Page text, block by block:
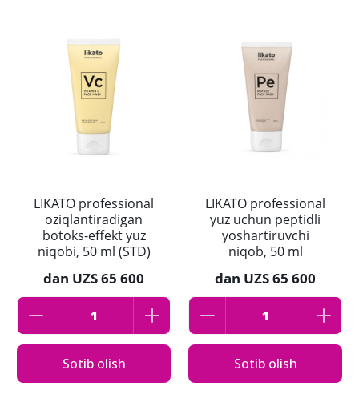
LIKATO professional
oziqlantiradigan
botoks-effekt yuz
niqobi, 50 ml (STD)
dan UZS 65 600
Sotib olish
LIKATO professional
yuz uchun peptidli
yoshartiruvchi
niqob, 50 ml
dan UZS 65 600
Sotib olish